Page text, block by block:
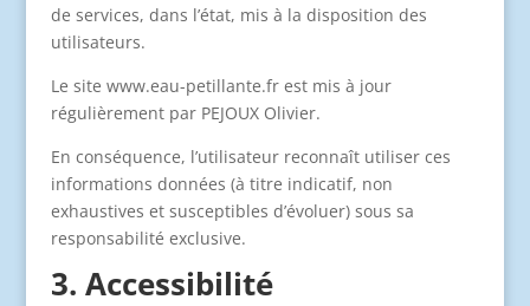
de services, dans l’état, mis à la disposition des
utilisateurs.
Le site www.eau-petillante.fr est mis à jour
régulièrement par PEJOUX Olivier.
En conséquence, l’utilisateur reconnaît utiliser ces
informations données (à titre indicatif, non
exhaustives et susceptibles d’évoluer) sous sa
responsabilité exclusive.
3. Accessibilité